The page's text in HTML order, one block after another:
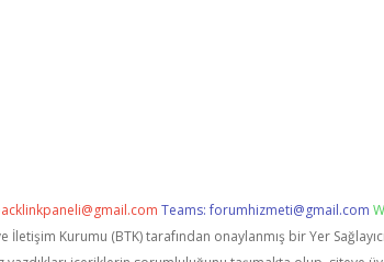
Teams:forumhizmeti@gmail.com
İletişim Kurumu (BTK) tarafından onaylanmış bir Yer